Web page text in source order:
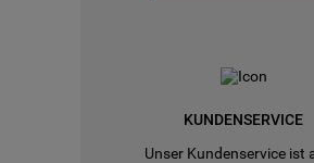
KUNDENSERVICE
Unser Kundenservice ist